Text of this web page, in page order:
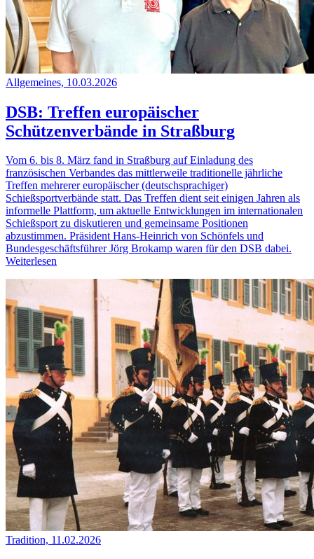
Allgemeines, 10.03.2026
DSB: Treffen europäischer
Schützenverbände in Straßburg
Vom 6. bis 8. März fand in Straßburg auf Einladung des
französischen Verbandes das mittlerweile traditionelle jährliche
Treffen mehrerer europäischer (deutschsprachiger)
Schießsportverbände statt. Das Treffen dient seit einigen Jahren als
informelle Plattform, um aktuelle Entwicklungen im internationalen
Schießsport zu diskutieren und gemeinsame Positionen
abzustimmen. Präsident Hans-Heinrich von Schönfels und
Bundesgeschäftsführer Jörg Brokamp waren für den DSB dabei.
Weiterlesen
Tradition, 11.02.2026